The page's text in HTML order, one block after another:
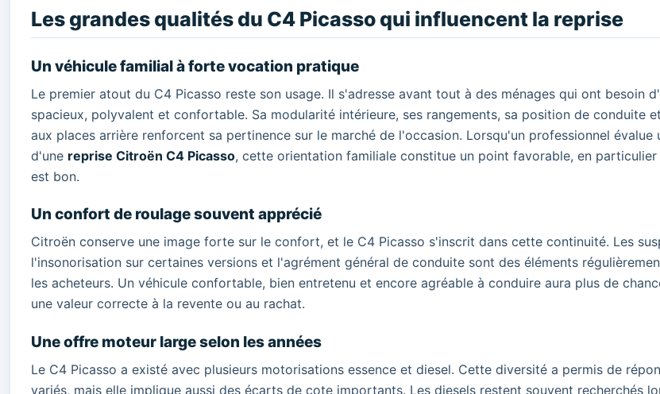
Les grandes qualités du C4 Picasso qui influencent la reprise
Un véhicule familial à forte vocation pratique
Le premier atout du C4 Picasso reste son usage. Il s'adresse avant tout à des ménages qui ont besoin
spacieux, polyvalent et confortable. Sa modularité intérieure, ses rangements, sa position de conduite
aux places arrière renforcent sa pertinence sur le marché de l'occasion. Lorsqu'un professionnel évalue
d'une reprise Citroën C4 Picasso, cette orientation familiale constitue un point favorable, en
est bon.
Un confort de roulage souvent apprécié
Citroën conserve une image forte sur le confort, et le C4 Picasso s'inscrit dans cette continuité. Les
l'insonorisation sur certaines versions et l'agrément général de conduite sont des éléments
les acheteurs. Un véhicule confortable, bien entretenu et encore agréable à conduire aura plus de
une valeur correcte à la revente ou au rachat.
Une offre moteur large selon les années
Le C4 Picasso a existé avec plusieurs motorisations essence et diesel. Cette diversité a permis de
variés, mais elle implique aussi des écarts de cote importants. Les diesels restent souvent recherchés